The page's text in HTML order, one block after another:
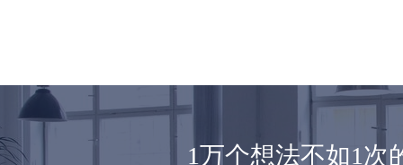
1万个想法不如1次